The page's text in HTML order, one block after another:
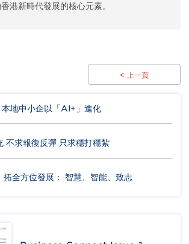
港新時代發展的核心元素。
< 上一頁
地中小企以「AI+」進化
不求報復反彈 只求穩打穩紮
拓全方位發展： 智慧、智能、致志